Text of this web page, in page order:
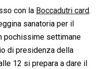
p
y
L
i
n
i
n
t
con la Boccadutri card.
sanatoria per il
pochissime settimane
di presidenza della
12 si prepara a dare il